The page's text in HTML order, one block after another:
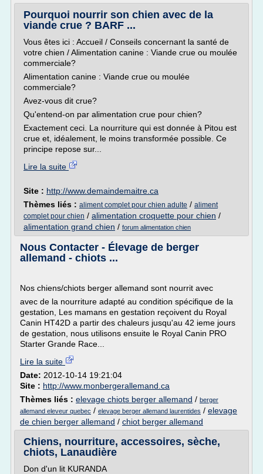
Pourquoi nourrir son chien avec de la
viande crue ? BARF ...
Vous êtes ici : Accueil / Conseils concernant la santé de
votre chien / Alimentation canine : Viande crue ou moulée
commerciale?
Alimentation canine : Viande crue ou moulée
commerciale?
Avez-vous dit crue?
Qu'entend-on par alimentation crue pour chien?
Exactement ceci. La nourriture qui est donnée à Pitou est
crue et, idéalement, le moins transformée possible. Ce
principe repose sur...
Lire la suite
Site : http://www.demaindemaitre.ca
Thèmes liés : aliment complet pour chien adulte / aliment
complet pour chien / alimentation croquette pour chien /
alimentation grand chien / forum alimentation chien
Nous Contacter - Élevage de berger
allemand - chiots ...
Nos chiens/chiots berger allemand sont nourrit avec
avec de la nourriture adapté au condition spécifique de la
gestation, Les mamans en gestation reçoivent du Royal
Canin HT42D a partir des chaleurs jusqu'au 42 ieme jours
de gestation, nous utilisons ensuite le Royal Canin PRO
Starter Grande Race...
Lire la suite
Date: 2012-10-14 19:21:04
Site : http://www.monbergerallemand.ca
Thèmes liés : elevage chiots berger allemand / berger
allemand eleveur quebec / elevage berger allemand laurentides / elevage
de chien berger allemand / chiot berger allemand
Chiens, nourriture, accessoires, sèche,
chiots, Lanaudière
Don d'un lit KURANDA